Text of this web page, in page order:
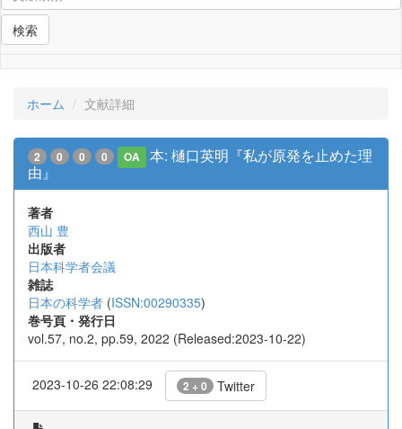
検索
ホーム 文献詳細
2 0 0 0 OA
本: 樋口英明『私が原発を止めた理
由』
著者
西山 豊
出版者
日本科学者会議
雑誌
日本の科学者 (ISSN:00290335)
巻号頁・発行日
vol.57, no.2, pp.59, 2022 (Released:2023-10-22)
2023-10-26 22:08:29 2 + 0 Twitter